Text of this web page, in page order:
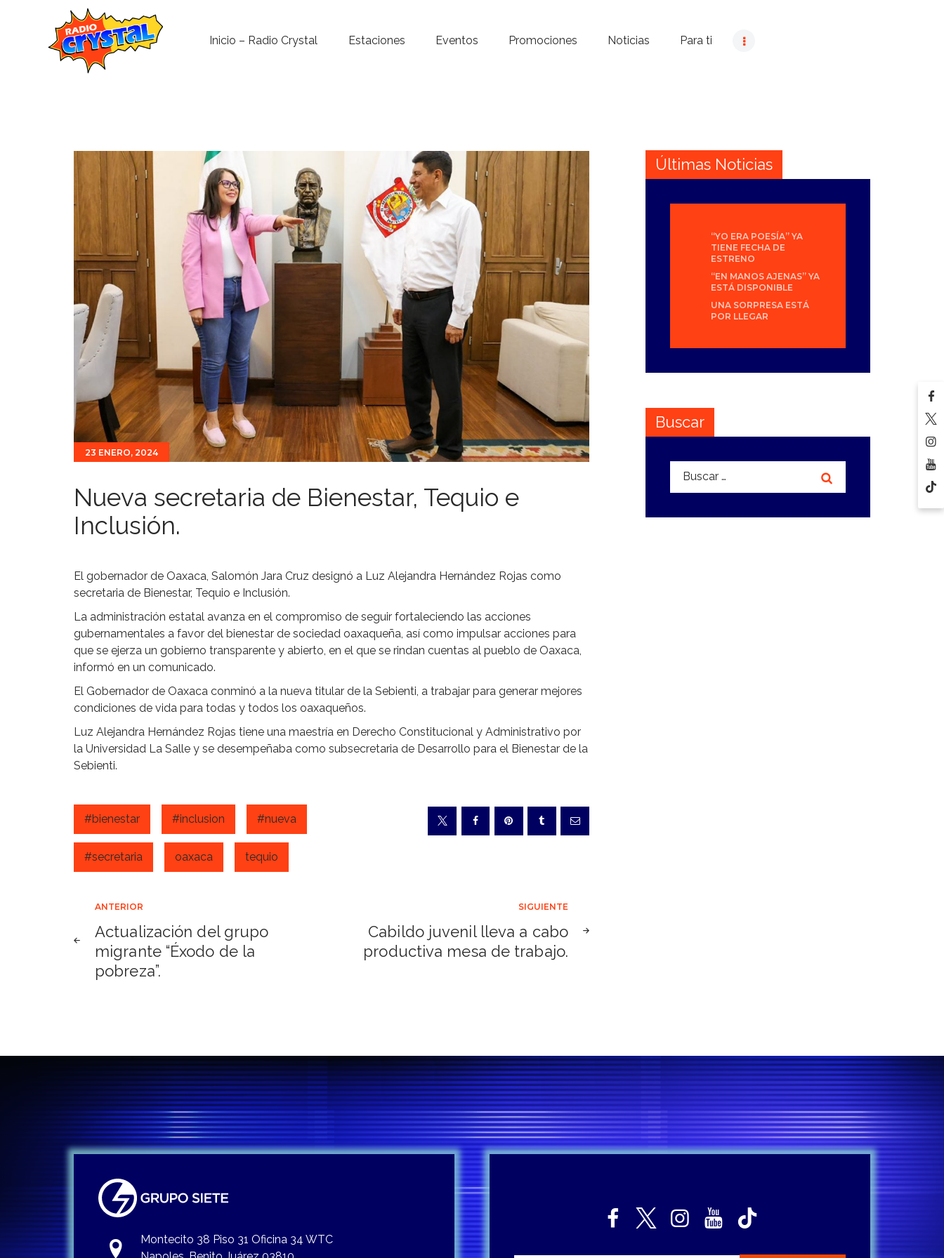
Inicio – Radio Crystal Estaciones Eventos Promociones Noticias Para ti
Noticias
Para ti
Contacto
23 ENERO, 2024
Nueva secretaria de Bienestar, Tequio e
Inclusión.
El gobernador de Oaxaca, Salomón Jara Cruz designó a Luz Alejandra Hernández Rojas como
secretaria de Bienestar, Tequio e Inclusión.
La administración estatal avanza en el compromiso de seguir fortaleciendo las acciones
gubernamentales a favor del bienestar de sociedad oaxaqueña, así como impulsar acciones para
que se ejerza un gobierno transparente y abierto, en el que se rindan cuentas al pueblo de Oaxaca,
informó en un comunicado.
El Gobernador de Oaxaca conminó a la nueva titular de la Sebienti, a trabajar para generar mejores
condiciones de vida para todas y todos los oaxaqueños.
Luz Alejandra Hernández Rojas tiene una maestría en Derecho Constitucional y Administrativo por
la Universidad La Salle y se desempeñaba como subsecretaria de Desarrollo para el Bienestar de la
Sebienti.
#bienestar #inclusion #nueva
#secretaria oaxaca tequio
Navegación
de
entradas
ANTERIOR
Actualización del grupo
migrante “Éxodo de la
pobreza”.
SIGUIENTE
Cabildo juvenil lleva a cabo
productiva mesa de trabajo.
Últimas Noticias
“YO ERA POESÍA” YA
TIENE FECHA DE
ESTRENO
“EN MANOS AJENAS” YA
ESTÁ DISPONIBLE
UNA SORPRESA ESTÁ
POR LLEGAR
Buscar
Buscar:
Montecito 38 Piso 31 Oficina 34 WTC